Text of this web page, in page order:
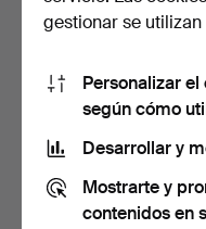
frondosas lacada, sigl…
gestionar se utilizan
Personalizar
según cómo
Desarrollar y
Mostrarte y
contenidos en